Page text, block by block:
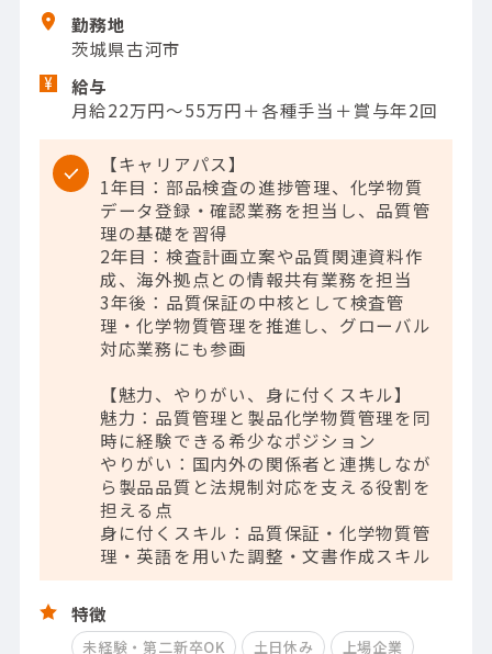
勤務地
茨城県古河市
給与
月給22万円～55万円＋各種手当＋賞与年2回
【キャリアパス】
1年目：部品検査の進捗管理、化学物質
データ登録・確認業務を担当し、品質管
理の基礎を習得
2年目：検査計画立案や品質関連資料作
成、海外拠点との情報共有業務を担当
3年後：品質保証の中核として検査管
理・化学物質管理を推進し、グローバル
対応業務にも参画
【魅力、やりがい、身に付くスキル】
魅力：品質管理と製品化学物質管理を同
時に経験できる希少なポジション
やりがい：国内外の関係者と連携しなが
ら製品品質と法規制対応を支える役割を
担える点
身に付くスキル：品質保証・化学物質管
理・英語を用いた調整・文書作成スキル
特徴
未経験・第二新卒OK 土日休み
上場企業